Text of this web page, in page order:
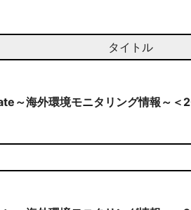
タイトル
～海外環境モニタリング情報～＜